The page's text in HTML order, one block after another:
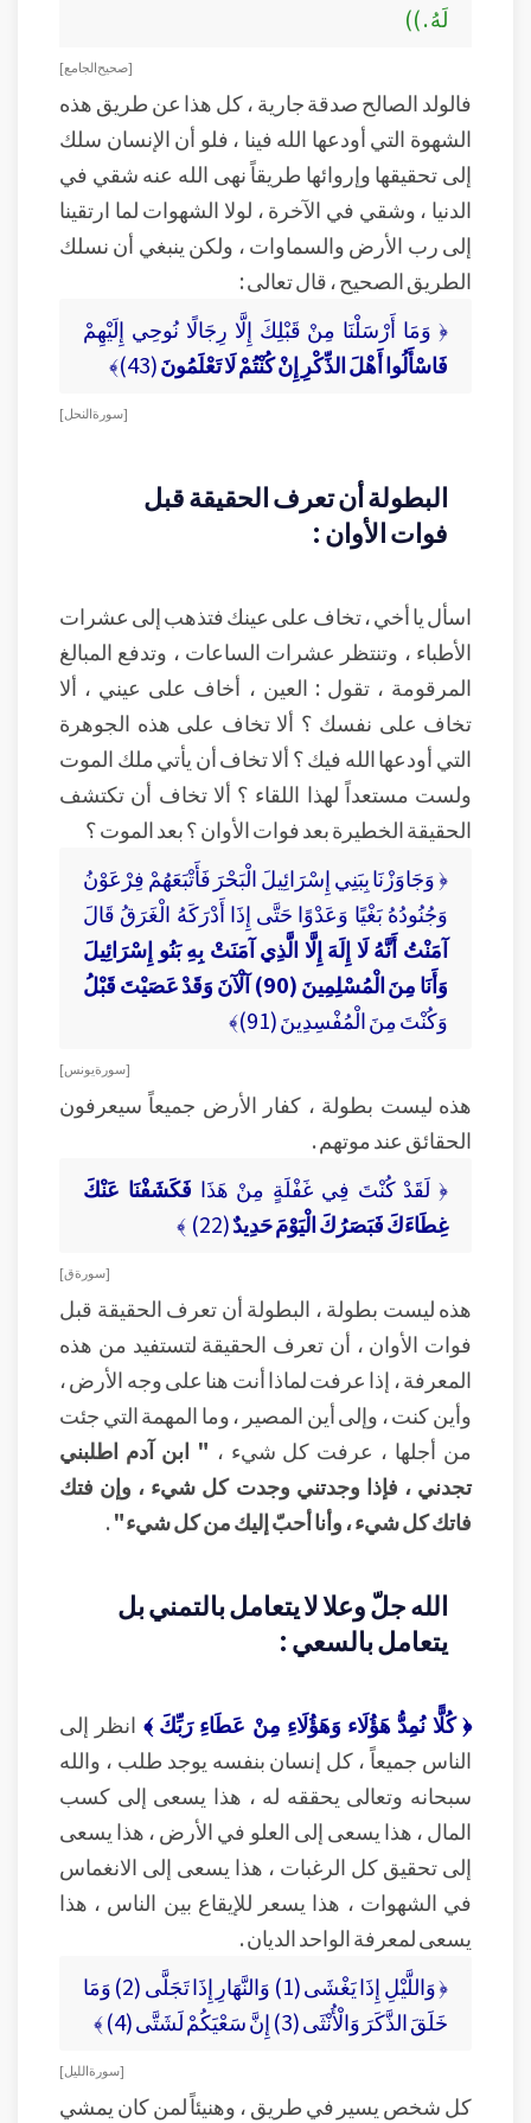
لَهُ . ))
[ صحيح الجامع ]
فالولد الصالح صدقة جارية ، كل هذا عن طريق هذه
الشهوة التي أودعها الله فينا ، فلو أن الإنسان سلك
إلى تحقيقها وإروائها طريقاً نهى الله عنه شقي في
الدنيا ، وشقي في الآخرة ، لولا الشهوات لما ارتقينا
إلى رب الأرض والسماوات ، ولكن ينبغي أن نسلك
الطريق الصحيح ، قال تعالى :
﴿ وَمَا أَرْسَلْنَا مِنْ قَبْلِكَ إِلَّا رِجَالًا نُوحِي إِلَيْهِمْ
فَاسْأَلُوا أَهْلَ الذِّكْرِ إِنْ كُنْتُمْ لَا تَعْلَمُونَ(43)﴾
[ سورة النحل ]
البطولة أن تعرف الحقيقة قبل
فوات الأوان :
اسأل يا أخي ، تخاف على عينك فتذهب إلى عشرات
الأطباء ، وتنتظر عشرات الساعات ، وتدفع المبالغ
المرقومة ، تقول : العين ، أخاف على عيني ، ألا
تخاف على نفسك ؟ ألا تخاف على هذه الجوهرة
التي أودعها الله فيك ؟ ألا تخاف أن يأتي ملك الموت
ولست مستعداً لهذا اللقاء ؟ ألا تخاف أن تكتشف
الحقيقة الخطيرة بعد فوات الأوان ؟ بعد الموت ؟
﴿ وَجَاوَزْنَا بِبَنِي إِسْرَائِيلَ الْبَحْرَ فَأَتْبَعَهُمْ فِرْعَوْنُ
وَجُنُودُهُ بَغْيًا وَعَدْوًا حَتَّى إِذَا أَدْرَكَهُ الْغَرَقُ قَالَ
آمَنْتُ أَنَّهُ لَا إِلَهَ إِلَّا الَّذِي آمَنَتْ بِهِ بَنُو إِسْرَائِيلَ
وَأَنَا مِنَ الْمُسْلِمِينَ (90) آلْآنَ وَقَدْ عَصَيْتَ قَبْلُ
وَكُنْتَ مِنَ الْمُفْسِدِينَ (91)﴾
[ سورة يونس ]
هذه ليست بطولة ، كفار الأرض جميعاً سيعرفون
الحقائق عند موتهم .
﴿ لَقَدْ كُنْتَ فِي غَفْلَةٍ مِنْ هَذَا فَكَشَفْنَا عَنْكَ
غِطَاءَكَ فَبَصَرُكَ الْيَوْمَ حَدِيدٌ(22) ﴾
[ سورة ق ]
هذه ليست بطولة ، البطولة أن تعرف الحقيقة قبل
فوات الأوان ، أن تعرف الحقيقة لتستفيد من هذه
المعرفة ، إذا عرفت لماذا أنت هنا على وجه الأرض ،
وأين كنت ، وإلى أين المصير ، وما المهمة التي جئت
من أجلها ، عرفت كل شيء ، " ابن آدم اطلبني
تجدني ، فإذا وجدتني وجدت كل شيء ، وإن فتك
فاتك كل شيء ، وأنا أحبّ إليك من كل شيء".
الله جلّ وعلا لا يتعامل بالتمني بل
يتعامل بالسعي :
﴿ كُلًّا نُمِدُّ هَؤُلَاء وَهَؤُلَاءِ مِنْ عَطَاءِ رَبِّكَ ﴾ انظر إلى
الناس جميعاً ، كل إنسان بنفسه يوجد طلب ، والله
سبحانه وتعالى يحققه له ، هذا يسعى إلى كسب
المال ، هذا يسعى إلى العلو في الأرض ، هذا يسعى
إلى تحقيق كل الرغبات ، هذا يسعى إلى الانغماس
في الشهوات ، هذا يسعر للإيقاع بين الناس ، هذا
يسعى لمعرفة الواحد الديان .
﴿ وَاللَّيْلِ إِذَا يَغْشَى (1) وَالنَّهَارِ إِذَا تَجَلَّى (2) وَمَا
خَلَقَ الذَّكَرَ وَالْأُنْثَى (3) إِنَّ سَعْيَكُمْ لَشَتَّى (4) ﴾
[ سورة الليل ]
كل شخص يسير في طريق ، وهنيئاً لمن كان يمشي